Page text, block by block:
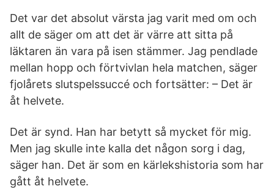
Det var det absolut värsta jag varit med om och
allt de säger om att det är värre att sitta på
läktaren än vara på isen stämmer. Jag pendlade
mellan hopp och förtvivlan hela matchen, säger
fjolårets slutspelssuccé och fortsätter: – Det är
åt helvete.
Det är synd. Han har betytt så mycket för mig.
Men jag skulle inte kalla det någon sorg i dag,
säger han. Det är som en kärlekshistoria som har
gått åt helvete.